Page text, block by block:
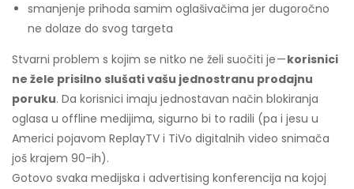
smanjenje prihoda samim oglašivačima jer dugoročno
ne dolaze do svog targeta
Stvarni problem s kojim se nitko ne želi suočiti je —korisnici
ne žele prisilno slušati vašu jednostranu prodajnu
poruku. Da korisnici imaju jednostavan način blokiranja
oglasa u offline medijima, sigurno bi to radili (pa i jesu u
Americi pojavom ReplayTV i TiVo digitalnih video snimača
još krajem 90-ih).
Gotovo svaka medijska i advertising konferencija na kojoj